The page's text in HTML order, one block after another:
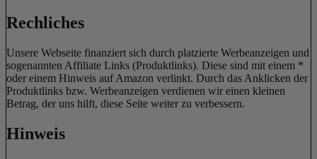
Rechliches
Unsere Webseite finanziert sich durch platzierte Werbeanzeigen und
sogenannten Affiliate Links (Produktlinks). Diese sind mit einem *
oder einem Hinweis auf Amazon verlinkt. Durch das Anklicken der
Produktlinks bzw. Werbeanzeigen verdienen wir einen kleinen
Betrag, der uns hilft, diese Seite weiter zu verbessern.
Hinweis